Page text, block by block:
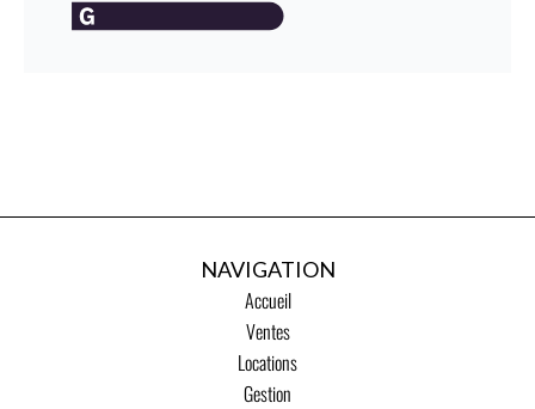
NAVIGATION
Accueil
Ventes
Locations
Gestion